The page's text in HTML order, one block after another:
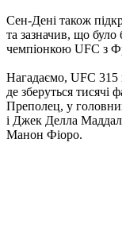
Сен-Дені також
та зазначив, що
чемпіонкою UFC з
Нагадаємо, UFC 315
де зберуться тисячі
Преполец, у
і Джек Делла
Манон Фіоро.